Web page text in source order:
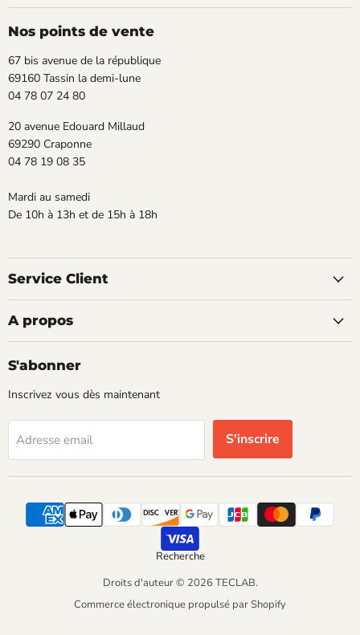
sur
Facebook
sur
Instagram
Nos points de vente
67 bis avenue de la république
69160 Tassin la demi-lune
04 78 07 24 80
20 avenue Edouard Millaud
69290 Craponne
04 78 19 08 35
Mardi au samedi
De 10h à 13h et de 15h à 18h
Service Client
A propos
S'abonner
Inscrivez vous dès maintenant
Adresse email S'inscrire
Recherche
Droits d'auteur © 2026 TECLAB.
Commerce électronique propulsé par Shopify